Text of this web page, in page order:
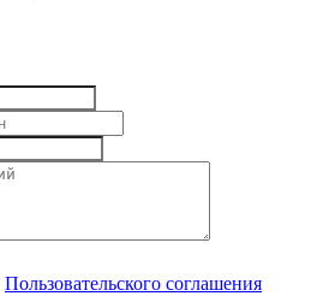
Пользовательского соглашения